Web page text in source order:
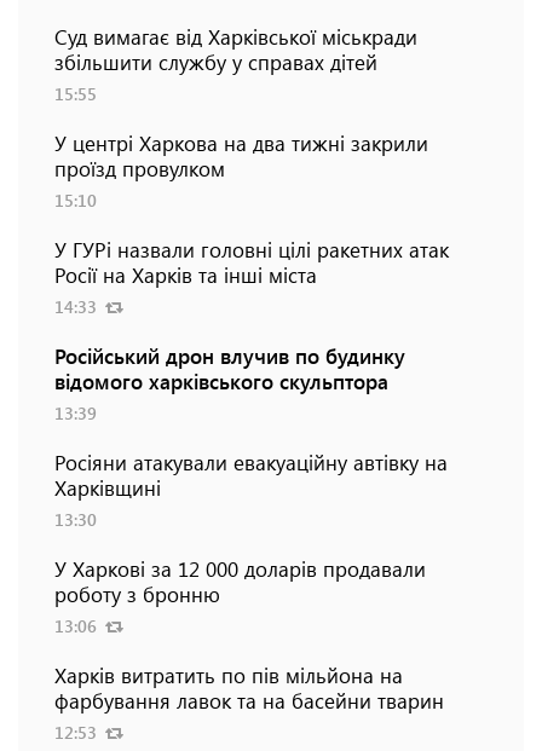
Суд вимагає від Харківської міськради
збільшити службу у справах дітей
15:55
У центрі Харкова на два тижні закрили
проїзд провулком
15:10
У ГУРі назвали головні цілі ракетних атак
Росії на Харків та інші міста
14:33
Російський дрон влучив по будинку
відомого харківського скульптора
13:39
Росіяни атакували евакуаційну автівку на
Харківщині
13:30
У Харкові за 12 000 доларів продавали
роботу з бронню
13:06
Харків витратить по пів мільйона на
фарбування лавок та на басейни тварин
12:53